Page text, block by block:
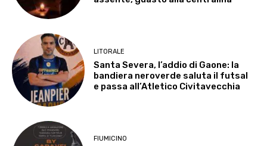
LITORALE
Santa Severa, l’addio di Gaone: la
bandiera neroverde saluta il futsal
e passa all’Atletico Civitavecchia
FIUMICINO